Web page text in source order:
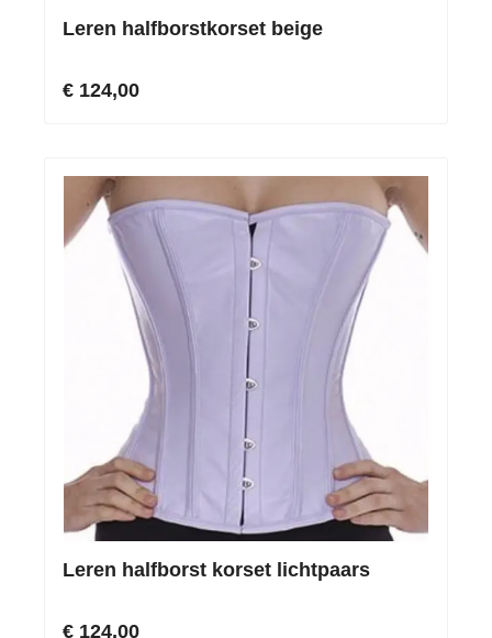
Leren halfborstkorset beige
€ 124,00
Leren halfborst korset lichtpaars
€ 124,00